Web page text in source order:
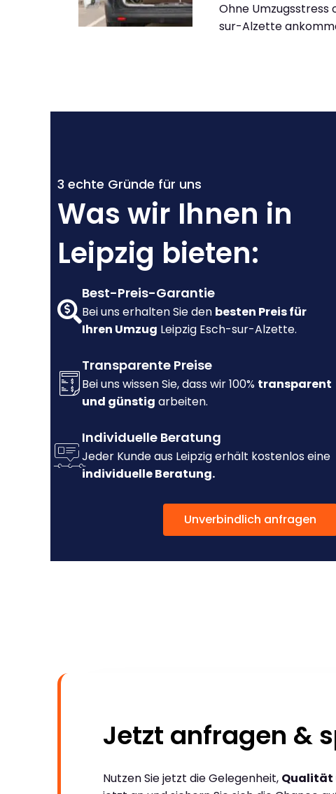
Ohne Umzugsstress
sur-Alzette
3 echte Gründe für uns
Was wir Ihnen in
Leipzig bieten:
Best-Preis-Garantie
Bei uns erhalten Sie den besten Preis für
Ihren Umzug Leipzig Esch-sur-Alzette.
Transparente Preise
Bei uns wissen Sie, dass wir 100% transparent
und günstig arbeiten.
Individuelle Beratung
Jeder Kunde aus Leipzig erhält kostenlos eine
individuelle Beratung.
Unverbindlich anfragen
Jetzt anfragen &
Nutzen Sie jetzt die Gelegenheit, Qualität